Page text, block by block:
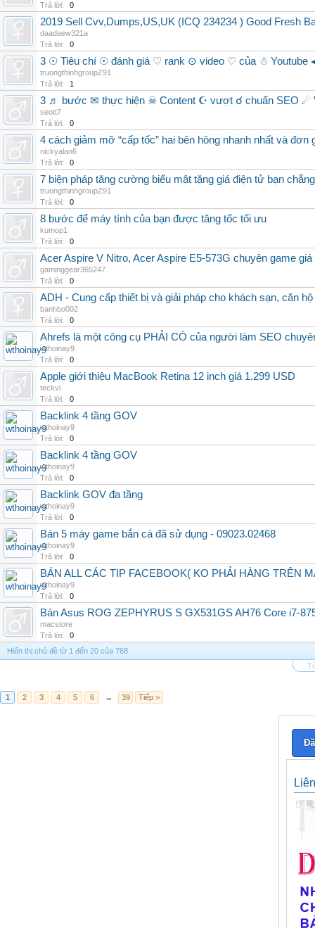
Trả lời:
0
2019 Sell Cvv,Dumps,US,UK (ICQ 234234 ) Good Fresh
daadaew321a
Trả lời:
0
3 ☉ Tiêu chí ☉ đánh giá ♡ rank ⊙ video ♡ của ☃ Youtube
truongthinhgroupZ91
Trả lời:
1
3 ♬ bước ✉ thực hiện ☠ Content ☪ vượt ☌ chuẩn SEO ☄
seott7
Trả lời:
0
4 cách giảm mỡ “cấp tốc” hai bên hông nhanh nhất và đơn
nickyalan6
Trả lời:
0
7 biện pháp tăng cường biểu mật tặng giá điện tử bạn
truongthinhgroupZ91
Trả lời:
0
8 bước để máy tính của bạn được tăng tốc tối ưu
kumop1
Trả lời:
0
Acer Aspire V Nitro, Acer Aspire E5-573G chuyên game giá
gaminggear365247
Trả lời:
0
ADH - Cung cấp thiết bị và giải pháp cho khách sạn, căn
banhbo002
Trả lời:
0
Ahrefs là một công cụ PHẢI CÓ của người làm SEO
wthoinay9
Trả lời:
0
Apple giới thiệu MacBook Retina 12 inch giá 1.299 USD
teckvi
Trả lời:
0
Backlink 4 tầng GOV
wthoinay9
Trả lời:
0
Backlink 4 tầng GOV
wthoinay9
Trả lời:
0
Backlink GOV đa tầng
wthoinay9
Trả lời:
0
Bán 5 máy game bắn cá đã sử dụng - 09023.02468
wthoinay9
Trả lời:
0
BÁN ALL CÁC TIP FACEBOOK( KO PHẢI HÀNG TRÊN
wthoinay9
Trả lời:
0
Bán Asus ROG ZEPHYRUS S GX531GS AH76 Core i7-
macstore
Trả lời:
0
Hiển thị chủ đề từ 1 đến 20 của 768
1 2 3 4 5 6 → 39 Tiếp >